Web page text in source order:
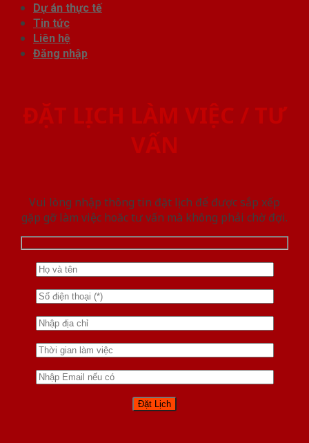
Dự án thực tế
Tin tức
Liên hệ
Đăng nhập
ĐẶT LỊCH LÀM VIỆC / TƯ
VẤN
Vui lòng nhập thông tin đặt lịch để được sắp xếp
gặp gỡ làm việc hoăc tư vấn mà không phải chờ đợi.